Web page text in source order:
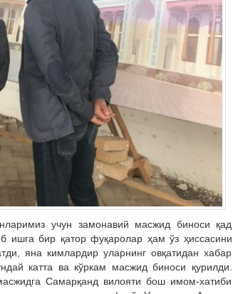
учун замонавий масжид биноси қад
ишга бир қатор фуқаролар ҳам ўз ҳиссасини
яна кимлардир уларнинг овқатидан хабар
катта ва кўркам масжид биноси қурилди.
Самарқанд вилояти бош имом-хатиби